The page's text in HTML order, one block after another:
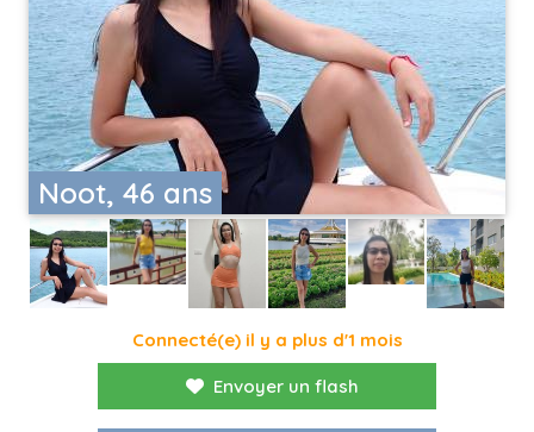
Noot, 46 ans
Connecté(e) il y a plus d'1 mois
Envoyer un flash